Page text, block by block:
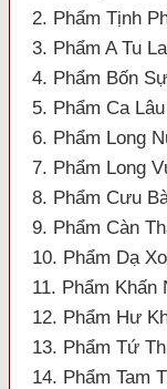
2. Phẩm Tịnh
3. Phẩm A Tu
4. Phẩm Bốn Sự
5. Phẩm Ca
6. Phẩm Long
7. Phẩm Long
8. Phẩm Cưu
9. Phẩm Càn
10. Phẩm Dạ
11. Phẩm Khấn
12. Phẩm Hư
13. Phẩm Tứ
14. Phẩm Tam